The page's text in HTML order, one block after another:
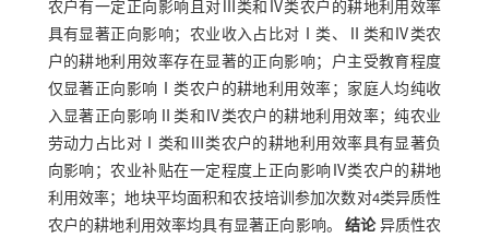
农户有一定正向影响且对Ⅲ类和Ⅳ类农户的耕地利用效率
具有显著正向影响；农业收入占比对Ⅰ类、Ⅱ类和Ⅳ类农
户的耕地利用效率存在显著的正向影响；户主受教育程度
仅显著正向影响Ⅰ类农户的耕地利用效率；家庭人均纯收
入显著正向影响Ⅱ类和Ⅳ类农户的耕地利用效率；纯农业
劳动力占比对Ⅰ类和Ⅲ类农户的耕地利用效率具有显著负
向影响；农业补贴在一定程度上正向影响Ⅳ类农户的耕地
利用效率；地块平均面积和农技培训参加次数对4类异质性
农户的耕地利用效率均具有显著正向影响。结论异质性农